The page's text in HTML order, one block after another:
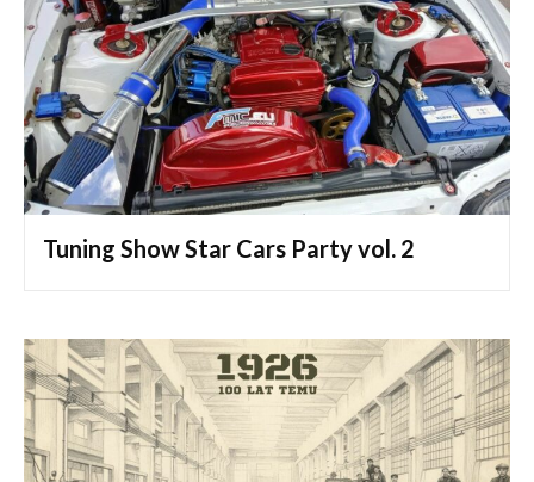
Tuning Show Star Cars Party vol. 2